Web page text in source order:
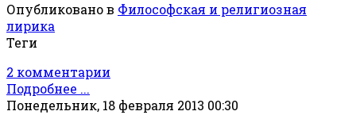
Опубликовано в Философская и религиозная
лирика
Теги
2 комментарии
Подробнее ...
Понедельник, 18 февраля 2013 00:30